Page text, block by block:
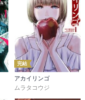
完結
アカイリンゴ
ムラタコウジ